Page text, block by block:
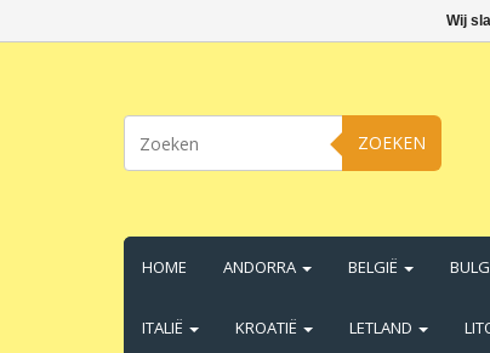
ZOEKEN
HOME ANDORRA BELGIË
ITALIË KROATIË LETLAND
Wij